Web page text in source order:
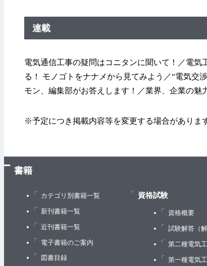
連載
電気通信工事の疑問はコニタンに聞いて！／電
る！ モノゴトをナナメから見てみよう／“電気
モン、編集部がお答えします！／業界、企業の
※予定につき掲載内容等を変更する場合がありま
書籍
カテゴリ別書籍一覧
新刊書籍一覧
近刊書籍一覧
電子書籍のご案内
図書目録
資格試験
資格概要
試験解答（解
第二種電気
第一種電気